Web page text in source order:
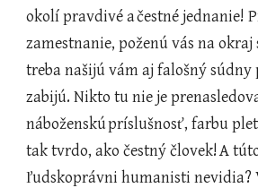
okolí pravdivé ačestné jednanie!
zamestnanie, poženú vás na
treba našijú vám aj falošný súdny
zabijú. Nikto tu nie je
náboženskúpríslušnosť, farbu
tak tvrdo, ako čestný človek! A
ľudskoprávni humanisti nevidia?